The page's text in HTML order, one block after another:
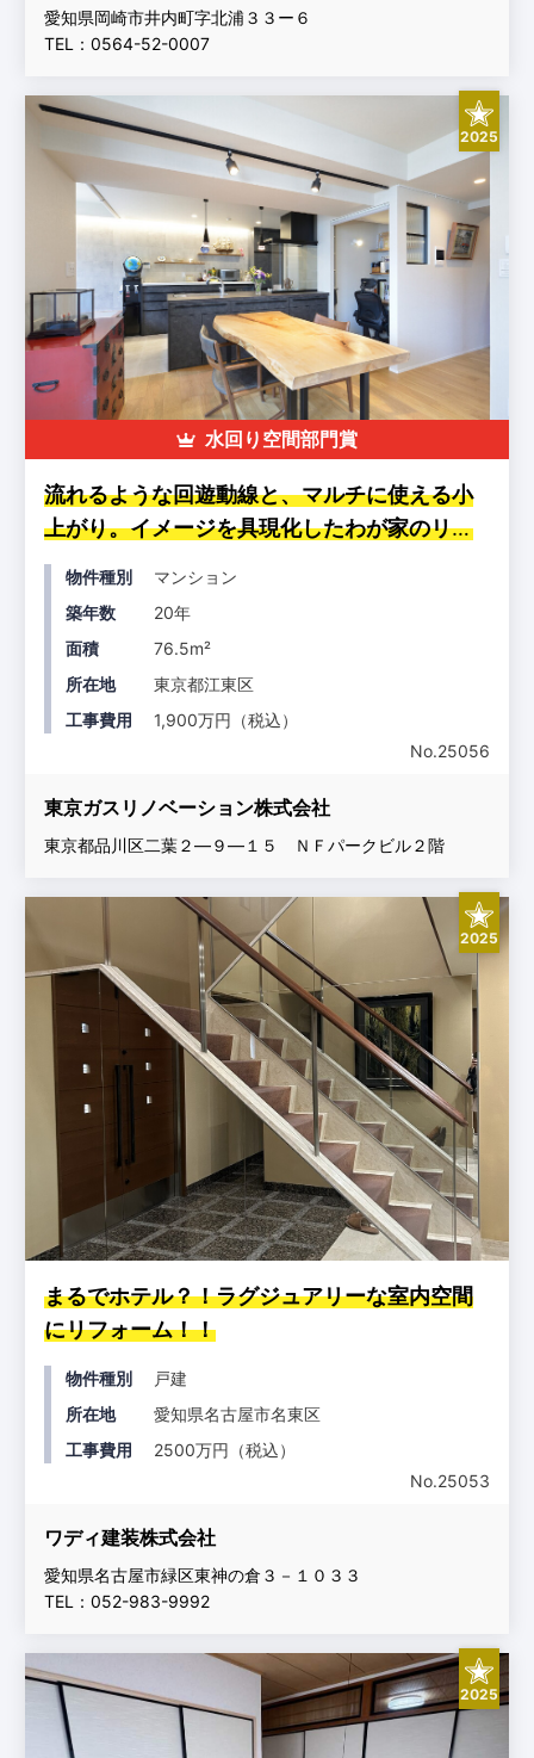
愛知県岡崎市井内町字北浦３３ー６
TEL：0564-52-0007
2025
水回り空間部門賞
流れるような回遊動線と、マルチに使える小
上がり。イメージを具現化したわが家のリノ
ベーション
物件種別
マンション
築年数
20年
面積
76.5m²
所在地
東京都江東区
工事費用
1,900万円（税込）
No.25056
東京ガスリノベーション株式会社
東京都品川区二葉２―９―１５ ＮＦパークビル２階
2025
まるでホテル？！ラグジュアリーな室内空間
にリフォーム！！
物件種別
戸建
所在地
愛知県名古屋市名東区
工事費用
2500万円（税込）
No.25053
ワディ建装株式会社
愛知県名古屋市緑区東神の倉３－１０３３
TEL：052-983-9992
2025